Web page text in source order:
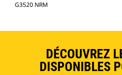
G3520 NRM
DÉCOUVREZ
DISPONIBLES